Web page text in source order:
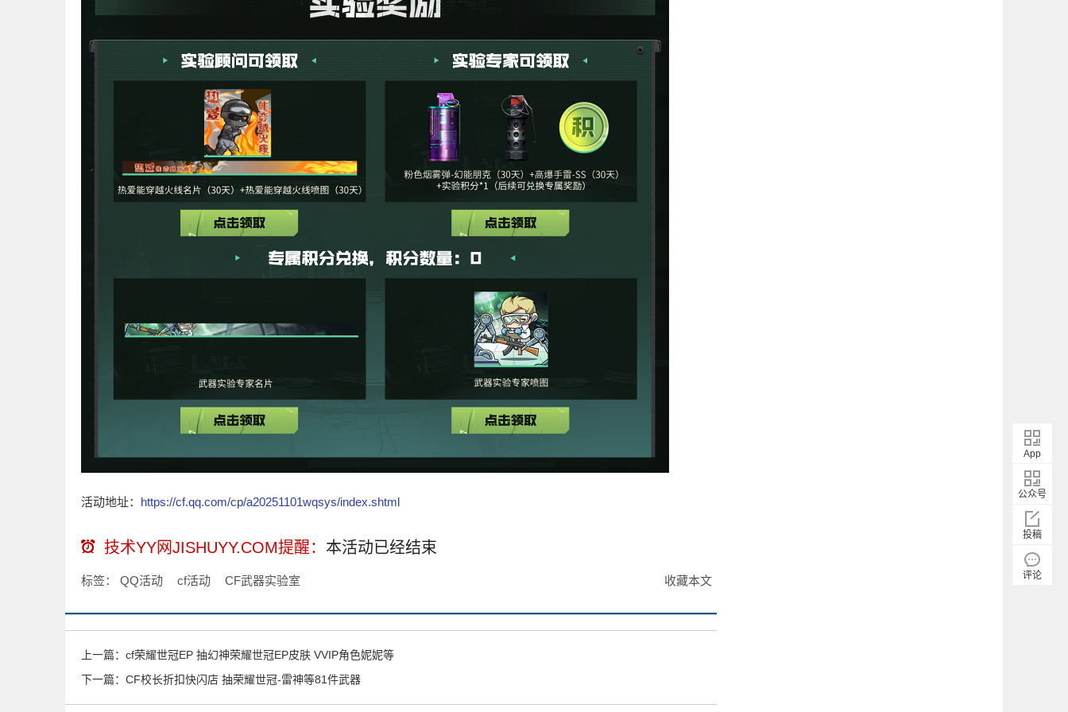
活动地址： https://cf.qq.com/cp/a20251101wqsys/index.shtml
技术YY网JISHUYY.COM提醒： 本活动已经结束
收藏本文
标签： QQ活动 cf活动 CF武器实验室
上一篇： cf荣耀世冠EP 抽幻神荣耀世冠EP皮肤 VVIP角色妮妮等
下一篇： CF校长折扣快闪店 抽荣耀世冠-雷神等81件武器
App
公众号
投稿
评论